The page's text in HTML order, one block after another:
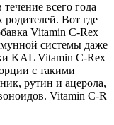
всего года
Вот где
Vitamin C-Rex
системы даже
KAL Vitamin C-Rex
с такими
рутин и ацерола,
Vitamin C-R